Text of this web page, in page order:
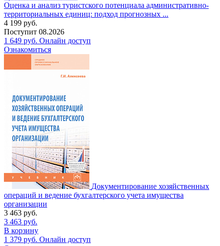
Оценка и анализ туристского потенциала административно-
территориальных единиц: подход прогнозных ...
4 199 руб.
Поступит 08.2026
1 649 руб. Онлайн доступ
Ознакомиться
Документирование хозяйственных
операций и ведение бухгалтерского учета имущества
организации
3 463 руб.
3 463 руб.
В корзину
1 379 руб. Онлайн доступ